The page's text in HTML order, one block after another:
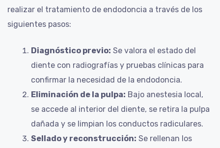
realizar el tratamiento de endodoncia a través de los
siguientes pasos:
Diagnóstico previo: Se valora el estado del
diente con radiografías y pruebas clínicas para
confirmar la necesidad de la endodoncia.
Eliminación de la pulpa: Bajo anestesia local,
se accede al interior del diente, se retira la pulpa
dañada y se limpian los conductos radiculares.
Sellado y reconstrucción: Se rellenan los